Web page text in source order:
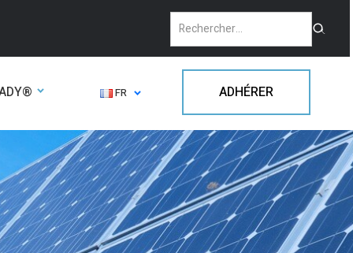
FR ADHÉRER